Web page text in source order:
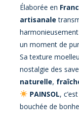
Élaborée en
artisanale
harmonieusement
un moment de
Sa texture
nostalgie des
naturelle,
PAINSOL,
bouchée de